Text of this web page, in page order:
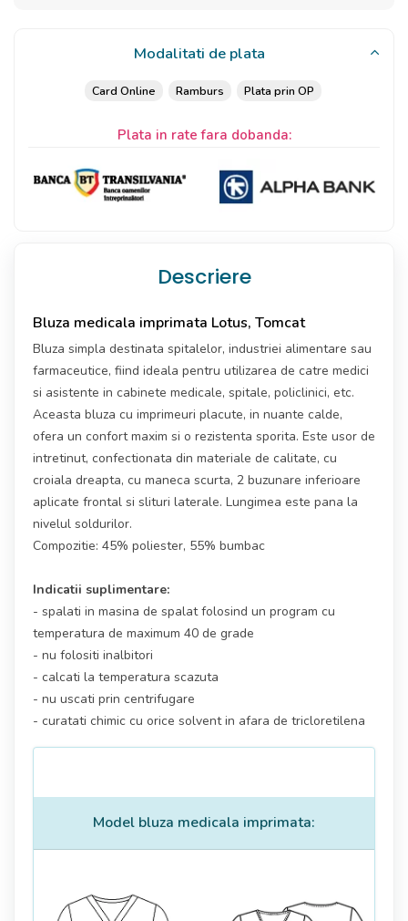
Modalitati de plata
Card Online Ramburs Plata prin OP
Plata in rate fara dobanda:
Descriere
Bluza medicala imprimata Lotus, Tomcat
Bluza simpla destinata spitalelor, industriei alimentare sau
farmaceutice, fiind ideala pentru utilizarea de catre medici
si asistente in cabinete medicale, spitale, policlinici, etc.
Aceasta bluza cu imprimeuri placute, in nuante calde,
ofera un confort maxim si o rezistenta sporita. Este usor de
intretinut, confectionata din materiale de calitate, cu
croiala dreapta, cu maneca scurta, 2 buzunare inferioare
aplicate frontal si slituri laterale. Lungimea este pana la
nivelul soldurilor.
Compozitie: 45% poliester, 55% bumbac
Indicatii suplimentare:
- spalati in masina de spalat folosind un program cu
temperatura de maximum 40 de grade
- nu folositi inalbitori
- calcati la temperatura scazuta
- nu uscati prin centrifugare
- curatati chimic cu orice solvent in afara de tricloretilena
Model bluza medicala imprimata: